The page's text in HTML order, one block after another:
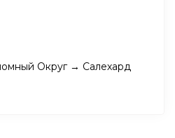
Округ → Салехард